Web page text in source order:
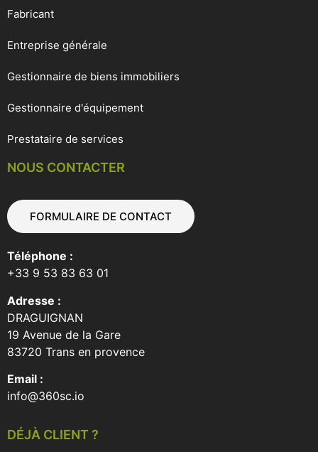
Fabricant
Entreprise générale
Gestionnaire de biens immobiliers
Gestionnaire d'équipement
Prestataire de services
NOUS CONTACTER
FORMULAIRE DE CONTACT
Téléphone :
+33 9 53 83 63 01
Adresse :
DRAGUIGNAN
19 Avenue de la Gare
83720 Trans en provence
Email :
info@360sc.io
DÉJÀ CLIENT ?